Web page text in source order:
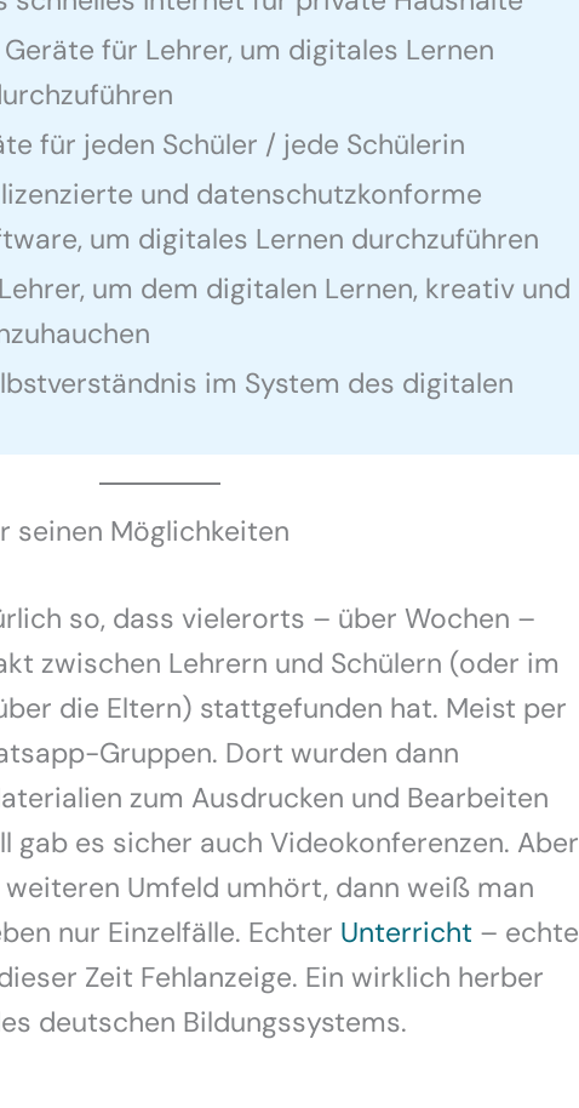
für Lehrer, um digitales Lernen
für jeden Schüler / jede Schülerin
und datenschutzkonforme
um digitales Lernen durchzuführen
um dem digitalen Lernen, kreativ und
im System des digitalen
seinen Möglichkeiten
so, dass vielerorts – über Wochen –
zwischen Lehrern und Schülern (oder im
die Eltern) stattgefunden hat. Meist per
Gruppen. Dort wurden dann
zum Ausdrucken und Bearbeiten
gab es sicher auch Videokonferenzen. Aber
Umfeld umhört, dann weiß man
nur Einzelfälle. Echter Unterricht– echte
Zeit Fehlanzeige. Ein wirklich herber
deutschen Bildungssystems.